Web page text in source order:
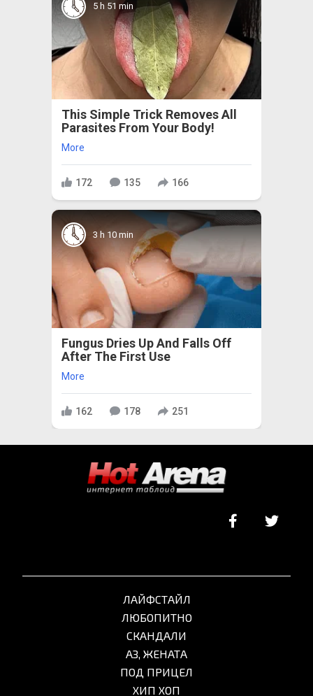
5 h 51 min
This Simple Trick Removes All
Parasites From Your Body!
More
172 135 166
3 h 10 min
Fungus Dries Up And Falls Off
After The First Use
More
162 178 251
ЛАЙФСТАЙЛ
ЛЮБОПИТНО
СКАНДАЛИ
АЗ, ЖЕНАТА
ПОД ПРИЦЕЛ
ХИП ХОП